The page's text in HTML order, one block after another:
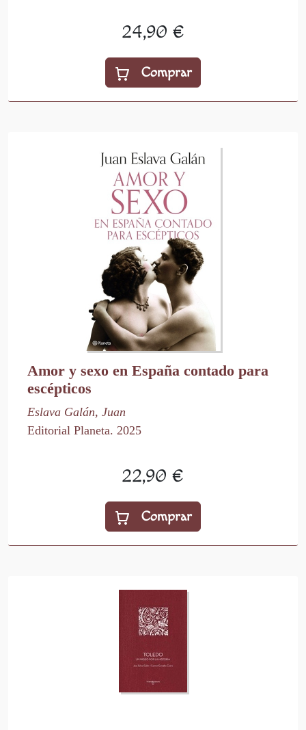
24,90 €
Comprar
Amor y sexo en España contado para
escépticos
Eslava Galán, Juan
Editorial Planeta. 2025
22,90 €
Comprar